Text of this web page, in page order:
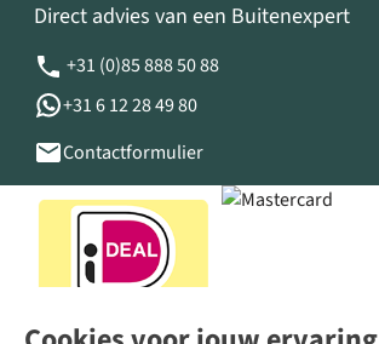
Direct advies van een Buitenexpert
+31 (0)85 888 50 88
+31 6 12 28 49 80
Contactformulier